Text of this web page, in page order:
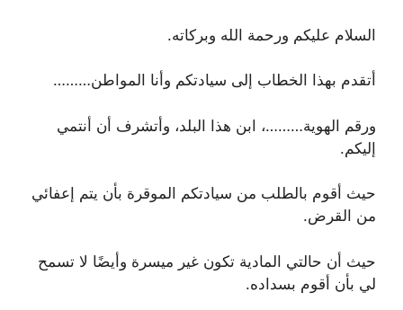
السلام عليكم ورحمة الله وبركاته.
أتقدم بهذا الخطاب إلى سيادتكم وأنا المواطن………
ورقم الهوية………، ابن هذا البلد، وأتشرف أن أنتمي
إليكم.
حيث أقوم بالطلب من سيادتكم الموقرة بأن يتم إعفائي
من القرض.
حيث أن حالتي المادية تكون غير ميسرة وأيضًا لا تسمح
لي بأن أقوم بسداده.